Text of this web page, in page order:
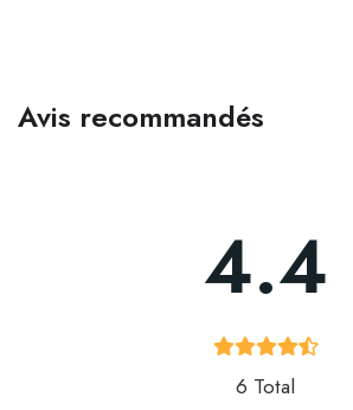
Avis recommandés
4.4
6 Total